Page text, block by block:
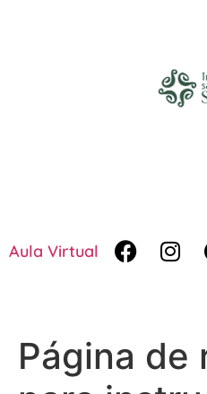
Aula Virtual
Página de